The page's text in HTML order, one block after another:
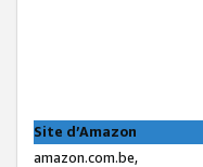
Site d’Amazon
amazon.com.be,